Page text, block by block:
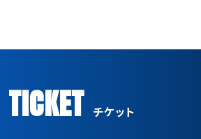
TICKET チケット